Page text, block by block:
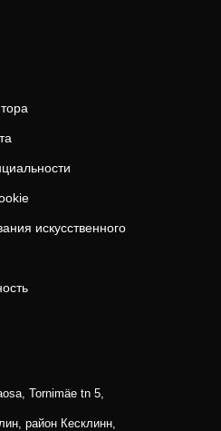
искусственного
Tornimäe tn 5,
район Кесклинн,